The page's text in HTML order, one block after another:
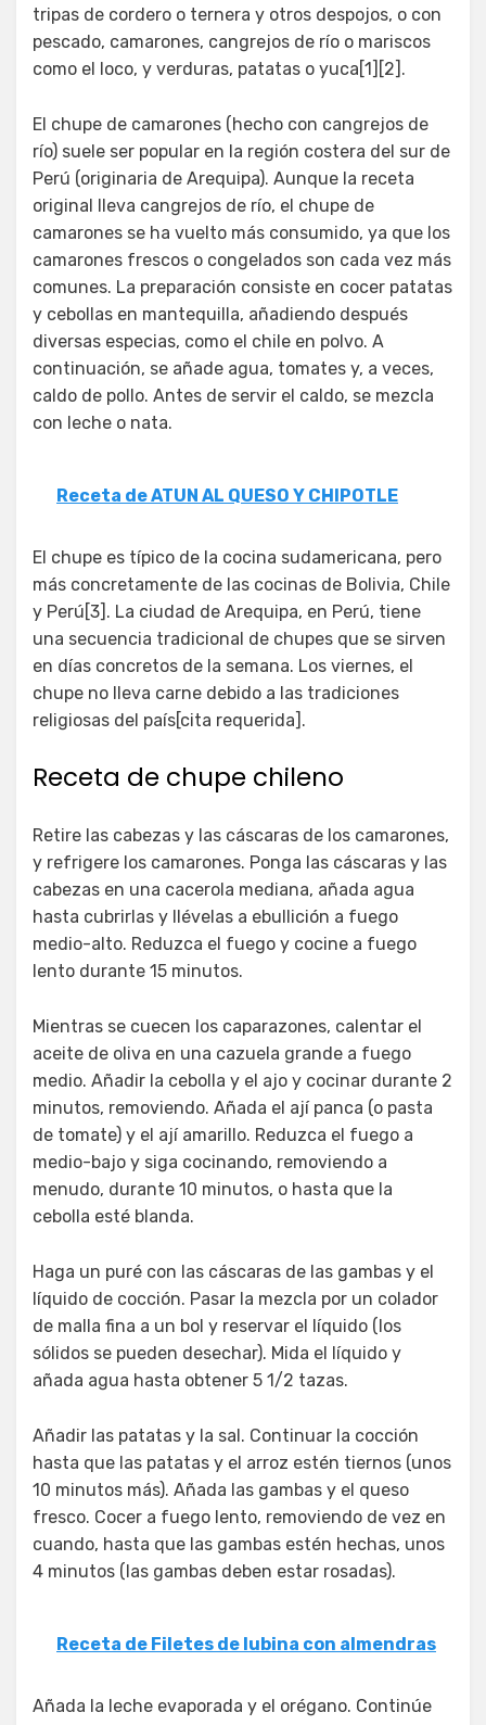
tripas de cordero o ternera y otros despojos, o con
pescado, camarones, cangrejos de río o mariscos
como el loco, y verduras, patatas o yuca[1][2].
El chupe de camarones (hecho con cangrejos de
río) suele ser popular en la región costera del sur de
Perú (originaria de Arequipa). Aunque la receta
original lleva cangrejos de río, el chupe de
camarones se ha vuelto más consumido, ya que los
camarones frescos o congelados son cada vez más
comunes. La preparación consiste en cocer patatas
y cebollas en mantequilla, añadiendo después
diversas especias, como el chile en polvo. A
continuación, se añade agua, tomates y, a veces,
caldo de pollo. Antes de servir el caldo, se mezcla
con leche o nata.
Receta de ATUN AL QUESO Y CHIPOTLE
El chupe es típico de la cocina sudamericana, pero
más concretamente de las cocinas de Bolivia, Chile
y Perú[3]. La ciudad de Arequipa, en Perú, tiene
una secuencia tradicional de chupes que se sirven
en días concretos de la semana. Los viernes, el
chupe no lleva carne debido a las tradiciones
religiosas del país[cita requerida].
Receta de chupe chileno
Retire las cabezas y las cáscaras de los camarones,
y refrigere los camarones. Ponga las cáscaras y las
cabezas en una cacerola mediana, añada agua
hasta cubrirlas y llévelas a ebullición a fuego
medio-alto. Reduzca el fuego y cocine a fuego
lento durante 15 minutos.
Mientras se cuecen los caparazones, calentar el
aceite de oliva en una cazuela grande a fuego
medio. Añadir la cebolla y el ajo y cocinar durante 2
minutos, removiendo. Añada el ají panca (o pasta
de tomate) y el ají amarillo. Reduzca el fuego a
medio-bajo y siga cocinando, removiendo a
menudo, durante 10 minutos, o hasta que la
cebolla esté blanda.
Haga un puré con las cáscaras de las gambas y el
líquido de cocción. Pasar la mezcla por un colador
de malla fina a un bol y reservar el líquido (los
sólidos se pueden desechar). Mida el líquido y
añada agua hasta obtener 5 1/2 tazas.
Añadir las patatas y la sal. Continuar la cocción
hasta que las patatas y el arroz estén tiernos (unos
10 minutos más). Añada las gambas y el queso
fresco. Cocer a fuego lento, removiendo de vez en
cuando, hasta que las gambas estén hechas, unos
4 minutos (las gambas deben estar rosadas).
Receta de Filetes de lubina con almendras
Añada la leche evaporada y el orégano. Continúe